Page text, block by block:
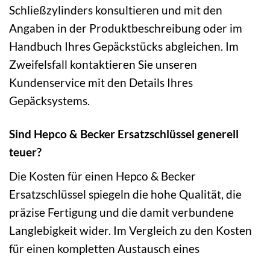
Schließzylinders konsultieren und mit den
Angaben in der Produktbeschreibung oder im
Handbuch Ihres Gepäckstücks abgleichen. Im
Zweifelsfall kontaktieren Sie unseren
Kundenservice mit den Details Ihres
Gepäcksystems.
Sind Hepco & Becker Ersatzschlüssel generell
teuer?
Die Kosten für einen Hepco & Becker
Ersatzschlüssel spiegeln die hohe Qualität, die
präzise Fertigung und die damit verbundene
Langlebigkeit wider. Im Vergleich zu den Kosten
für einen kompletten Austausch eines